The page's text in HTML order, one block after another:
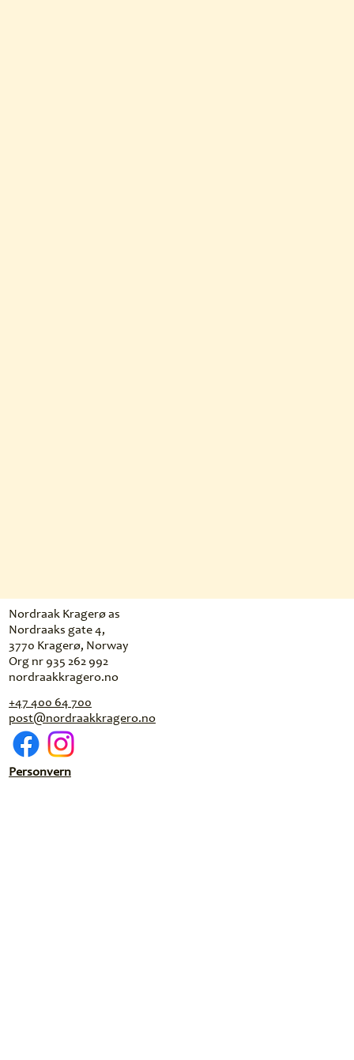
Nordraak Kragerø as
Nordraaks gate 4,
3770 Kragerø, Norway
Org nr 935 262 992
nordraakkragero.no
+47 400 64 700
post@nordraakkragero.no
Personvern